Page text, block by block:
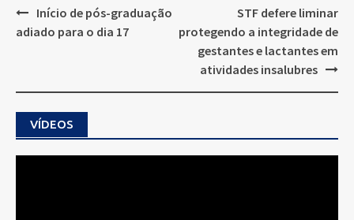
Post
navigation
Início de pós-graduação
adiado para o dia 17
STF defere liminar
protegendo a integridade de
gestantes e lactantes em
atividades insalubres
VÍDEOS